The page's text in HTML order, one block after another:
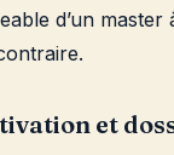
d’un master
et